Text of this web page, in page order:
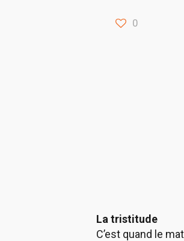
0
La tristitude
C’est quand le